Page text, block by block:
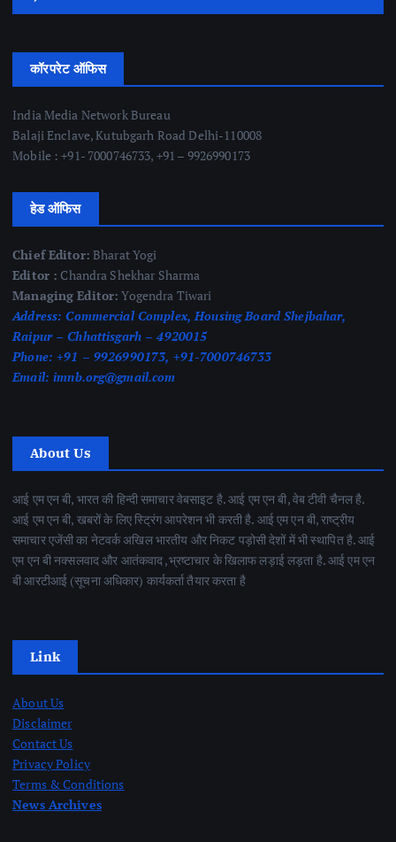
कॉरपरेट ऑफिस
India Media Network Bureau
Balaji Enclave, Kutubgarh Road Delhi-110008
Mobile : +91- 7000746733, +91 – 9926990173
हेड ऑफिस
Chief Editor: Bharat Yogi
Editor : Chandra Shekhar Sharma
Managing Editor: Yogendra Tiwari
Address: Commercial Complex, Housing Board Shejbahar,
Raipur – Chhattisgarh – 4920015
Phone: +91 – 9926990173, +91-7000746733
Email: imnb.org@gmail.com
About Us
आई एम एन बी, भारत की हिन्दी समाचार वेबसाइट है. आई एम एन बी, वेब टीवी चैनल है.
आई एम एन बी, खबरों के लिए स्ट्रिंग आपरेशन भी करती है. आई एम एन बी, राष्ट्रीय
समाचार एजेंसी का नेटवर्क अखिल भारतीय और निकट पड़ोसी देशों में भी स्थापित है. आई
एम एन बी नक्सलवाद और आतंकवाद ,भ्रष्टाचार के खिलाफ लड़ाई लड़ता है. आई एम एन
बी आरटीआई (सूचना अधिकार) कार्यकर्ता तैयार करता है
Link
About Us
Disclaimer
Contact Us
Privacy Policy
Terms & Conditions
News Archives